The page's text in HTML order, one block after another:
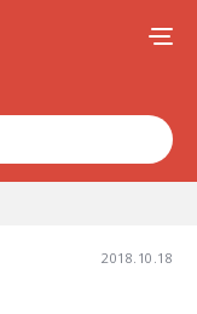
2018.10.18